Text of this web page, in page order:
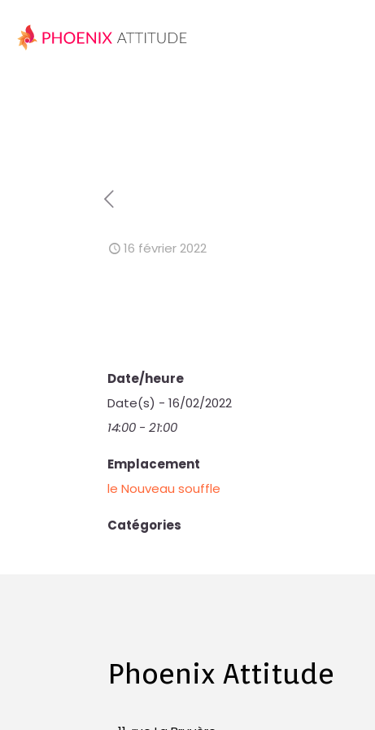
16 février 2022
Date/heure
Date(s) - 16/02/2022
14:00 - 21:00
Emplacement
le Nouveau souffle
Catégories
Phoenix Attitude